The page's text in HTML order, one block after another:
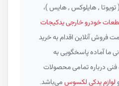
, هایلوکس , هایس )،
خودرو خارجی یدکیجات
آنلاین اقدام به خرید
آماده پاسخگویی به
درباره تمامی محصولات
یدکی لکسوسمی‌باشد.